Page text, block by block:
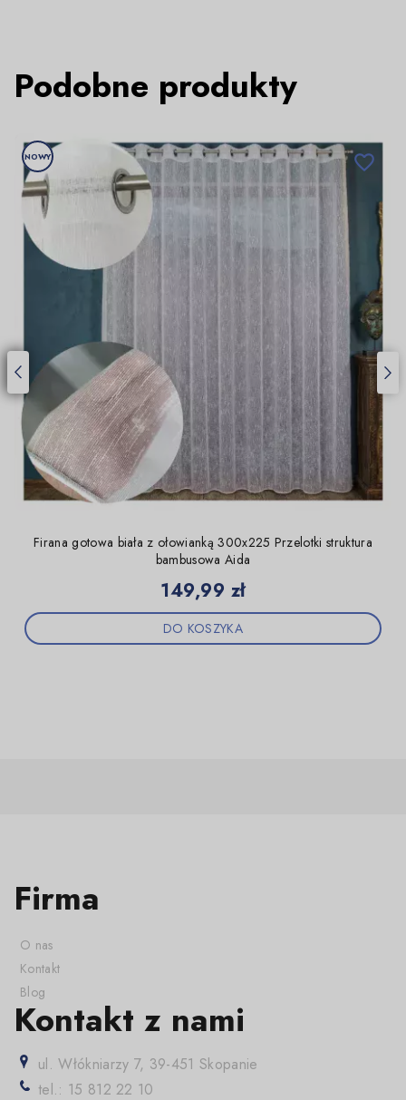
Podobne produkty
NOWY
Firana gotowa biała z ołowianką 300x225 Przelotki struktura
bambusowa Aida
Cena
149,99 zł
DO KOSZYKA

Firma
O nas
Kontakt
Blog
Kontakt z nami
ul. Włókniarzy 7, 39-451 Skopanie
tel.: 15 812 22 10